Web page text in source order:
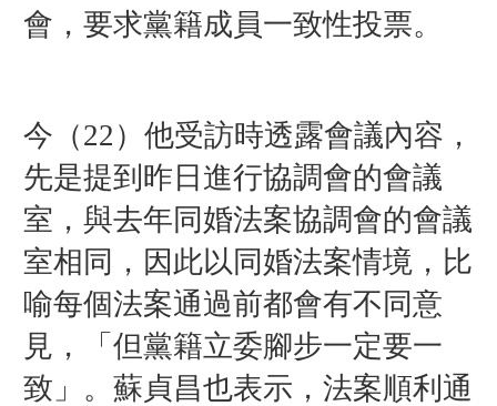
會，要求黨籍成員一致性投票。
今（22）他受訪時透露會議內容，
先是提到昨日進行協調會的會議
室，與去年同婚法案協調會的會議
室相同，因此以同婚法案情境，比
喻每個法案通過前都會有不同意
見，「但黨籍立委腳步一定要一
致」。蘇貞昌也表示，法案順利通